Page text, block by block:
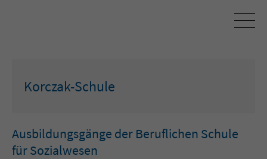
Korczak-Schule
Ausbildungsgänge der Beruflichen Schule
für Sozialwesen